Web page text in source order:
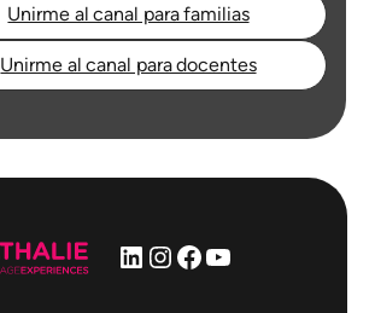
Unirme al canal para familias
Unirme al canal para docentes
LinkedIn
Instagram
Facebook
YouTube